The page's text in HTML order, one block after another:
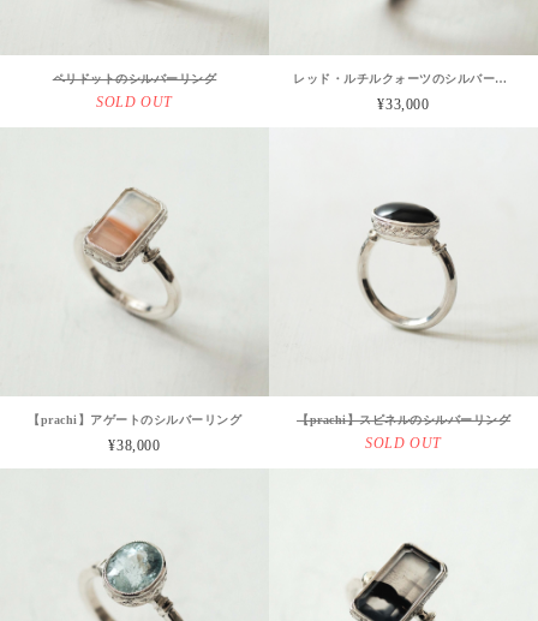
SOLD OUT
ペリドットのシルバーリング レッド・ルチルクォーツのシルバーリング
¥33,000
【prachi】アゲートのシルバーリング
¥38,000 SOLD OUT
【prachi】スピネルのシルバーリング